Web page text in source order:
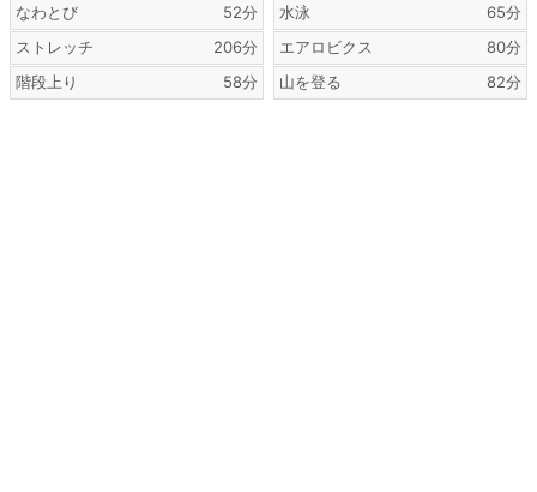
なわとび
52分
ストレッチ
206分
階段上り
58分
水泳
65分
エアロビクス
80分
山を登る
82分